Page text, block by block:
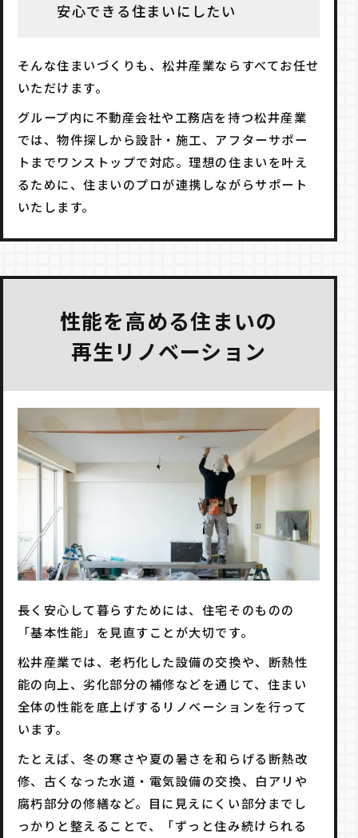
安心できる住まいにしたい
そんな住まいづくりも、松井産業ならすべてお任せ
いただけます。
グループ内に不動産会社や工務店を持つ松井産業
では、物件探しから設計・施工、アフターサポー
トまでワンストップで対応。理想の住まいを叶え
るために、住まいのプロが連携しながらサポート
いたします。
性能を高める住まいの
再生リノベーション
長く安心して暮らすためには、住宅そのものの
「基本性能」を見直すことが大切です。
松井産業では、老朽化した設備の交換や、断熱性
能の向上、劣化部分の補修などを通じて、住まい
全体の性能を底上げするリノベーションを行って
います。
たとえば、冬の寒さや夏の暑さを和らげる断熱改
修、古くなった水道・電気設備の交換、白アリや
腐朽部分の修繕など。 目に見えにくい部分までし
っかりと整えることで、「ずっと住み続けられる